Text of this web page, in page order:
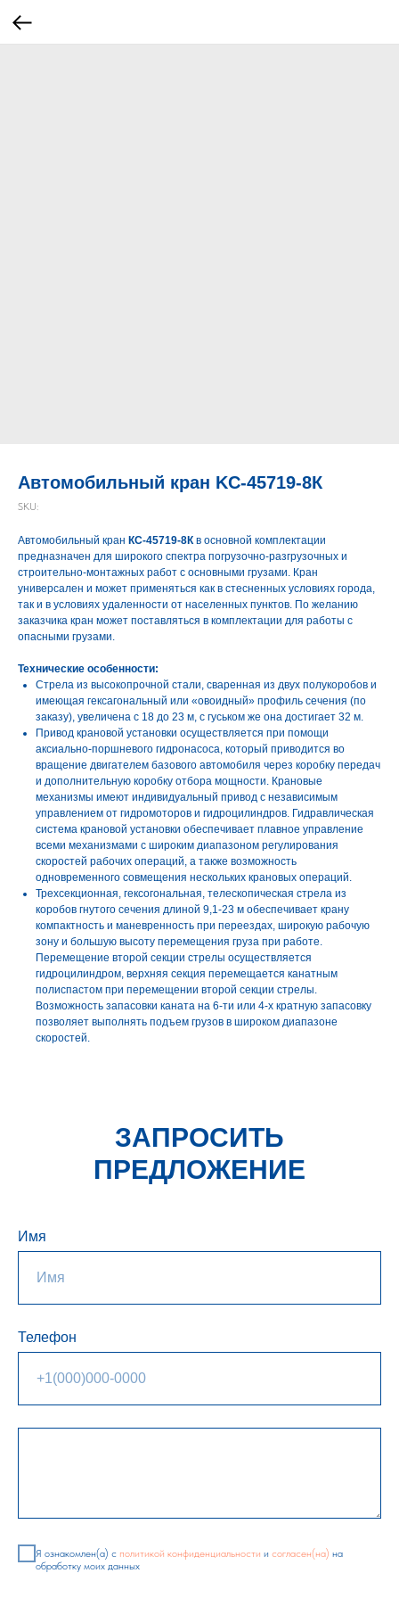
Автомобильный кран KC-45719-8К
SKU:
Автомобильный кран КС-45719-8Кв основной комплектации
предназначен для широкого спектра погрузочно-разгрузочных и
строительно-монтажных работ с основными грузами. Кран
универсален и может применяться как в стесненных условиях города,
так и в условиях удаленности от населенных пунктов. По желанию
заказчика кран может поставляться в комплектации для работы с
опасными грузами.
Технические особенности:
Стрела из высокопрочной стали, сваренная из двух полукоробов и
имеющая гексагональный или «овоидный» профиль сечения (по
заказу), увеличена с 18 до 23 м, с гуськом же она достигает 32 м.
Привод крановой установки осуществляется при помощи
аксиально-поршневого гидронасоса, который приводится во
вращение двигателем базового автомобиля через коробку передач
и дополнительную коробку отбора мощности. Крановые
механизмы имеют индивидуальный привод с независимым
управлением от гидромоторов и гидроцилиндров. Гидравлическая
система крановой установки обеспечивает плавное управление
всеми механизмами с широким диапазоном регулирования
скоростей рабочих операций, а также возможность
одновременного совмещения нескольких крановых операций.
Трехсекционная, гексогональная, телескопическая стрела из
коробов гнутого сечения длиной 9,1-23 м обеспечивает крану
компактность и маневренность при переездах, широкую рабочую
зону и большую высоту перемещения груза при работе.
Перемещение второй секции стрелы осуществляется
гидроцилиндром, верхняя секция перемещается канатным
полиспастом при перемещении второй секции стрелы.
Возможность запасовки каната на 6-ти или 4-х кратную запасовку
позволяет выполнять подъем грузов в широком диапазоне
скоростей.
ЗАПРОСИТЬ
ПРЕДЛОЖЕНИЕ
Имя
Телефон
Я ознакомлен(а) с политикой конфиденциальности и согласен(на) на
обработку моих данных